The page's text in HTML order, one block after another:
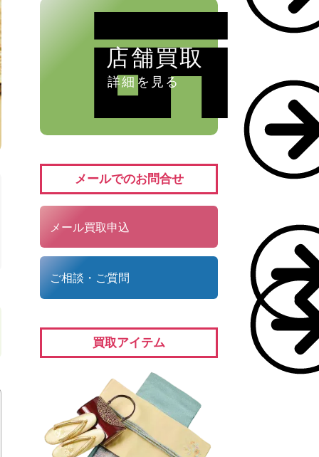
店舗買取
詳細を見る
メールでのお問合せ
メール買取申込
ご相談・ご質問
買取アイテム